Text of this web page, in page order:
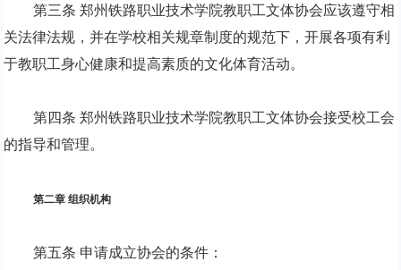
第三条 郑州铁路职业技术学院教职工文体协会应该遵守相
关法律法规，并在学校相关规章制度的规范下，开展各项有利
于教职工身心健康和提高素质的文化体育活动。
第四条 郑州铁路职业技术学院教职工文体协会接受校工会
的指导和管理。
第二章 组织机构
第五条 申请成立协会的条件：